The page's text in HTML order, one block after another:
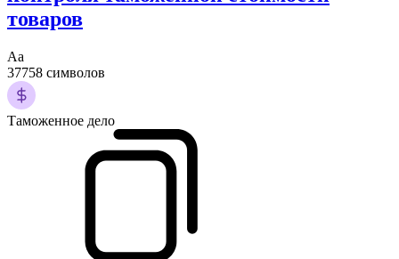
товаров
Аа
37758 символов
Таможенное дело